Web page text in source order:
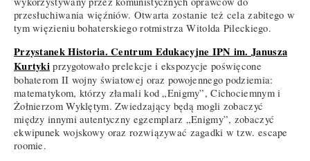
przesłuchiwania więźniów. Otwarta zostanie też cela zabitego w
tym więzieniu bohaterskiego rotmistrza Witolda Pileckiego.
Przystanek Historia. Centrum Edukacyjne IPN im. Janusza
Kurtyki przygotowało prelekcje i ekspozycje poświęcone
bohaterom II wojny światowej oraz powojennego podziemia:
matematykom, którzy złamali kod „Enigmy”, Cichociemnym i
Żołnierzom Wyklętym. Zwiedzający będą mogli zobaczyć
między innymi autentyczny egzemplarz „Enigmy”, zobaczyć
ekwipunek wojskowy oraz rozwiązywać zagadki w tzw. escape
roomie.